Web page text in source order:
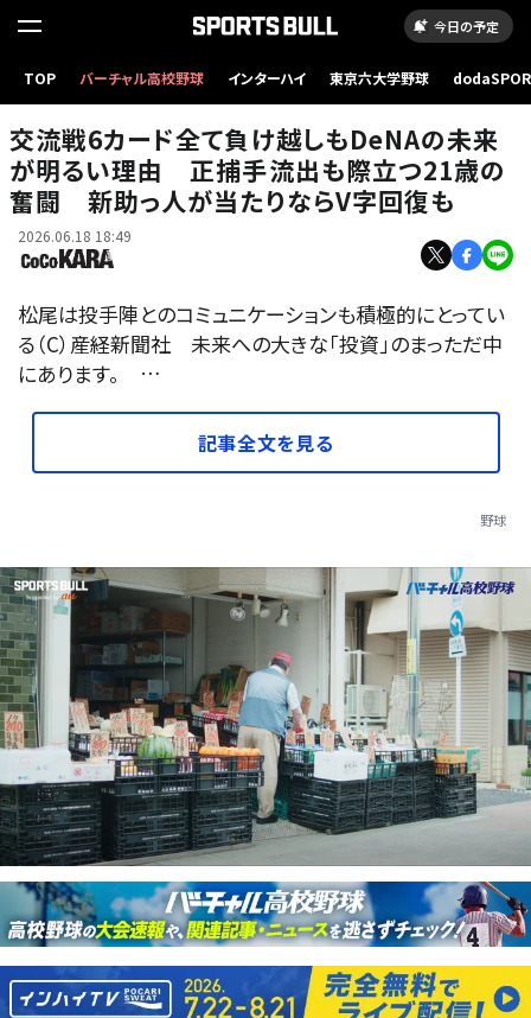
今日の予定
TOP バーチャル高校野球 インターハイ 東京六大学野球
交流戦6カード全て負け越しもDeNAの未来
が明るい理由 正捕手流出も際立つ21歳の
奮闘 新助っ人が当たりならV字回復も
2026.06.18 18:49
松尾は投手陣とのコミュニケーションも積極的にとってい
る（C）産経新聞社 未来への大きな「投資」のまっただ中
にあります。 …
記事全文を見る
野球